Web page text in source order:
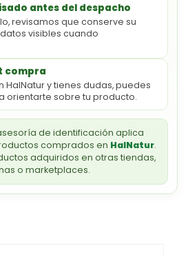
antes del despacho
revisamos que conserve su
visibles cuando
compra
HalNatur y tienes dudas, puedes
orientarte sobre tu producto.
de identificación aplica
comprados en HalNatur.
adquiridos en otras tiendas,
o marketplaces.